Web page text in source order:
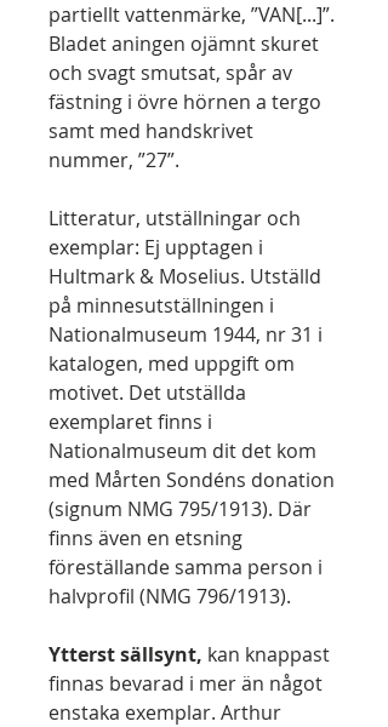
partiellt vattenmärke, ”VAN[...]”.
Bladet aningen ojämnt skuret
och svagt smutsat, spår av
fästning i övre hörnen a tergo
samt med handskrivet
nummer, ”27”.
Litteratur, utställningar och
exemplar: Ej upptagen i
Hultmark & Moselius. Utställd
på minnesutställningen i
Nationalmuseum 1944, nr 31 i
katalogen, med uppgift om
motivet. Det utställda
exemplaret finns i
Nationalmuseum dit det kom
med Mårten Sondéns donation
(signum NMG 795/1913). Där
finns även en etsning
föreställande samma person i
halvprofil (NMG 796/1913).
Ytterst sällsynt, kan knappast
finnas bevarad i mer än något
enstaka exemplar. Arthur